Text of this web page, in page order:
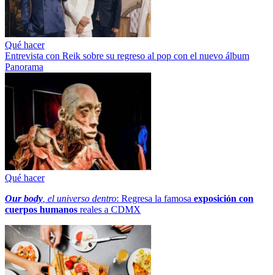
Qué hacer
Entrevista con Reik sobre su regreso al pop con el nuevo álbum
Panorama
Qué hacer
Our body , el universo dentro: Regresa la famosa exposición con
cuerpos humanos reales a CDMX